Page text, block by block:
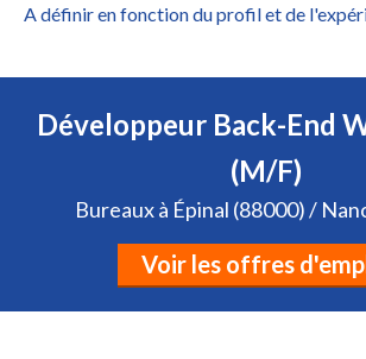
A définir en fonction du profil et de
Développeur Back-End
(M/F)
Bureaux à Épinal (88000) /
Voir les offres